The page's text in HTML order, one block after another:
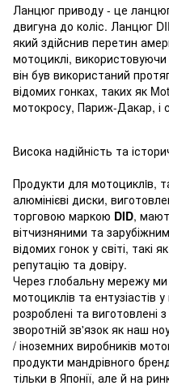
Ланцюг приводу - це
двигуна до коліс. Ланцюг
який здійснив перетин
мотоциклі,
він був використаний
відомих гонках, таких як
мотокросу, Париж-Дакар, і
Висока надійність та
Продукти для мотоциклiв,
алюмінієві диски,
торговою маркою DID,
вітчизняними та
відомих гонок у світі, такі
репутацію та довіру.
Через глобальну мережу
мотоциклів та ентузіастів
розроблені та виготовлені
зворотній зв'язок як наш
/ іноземних виробників
продукти мандрівного
тільки в Японії, але й на